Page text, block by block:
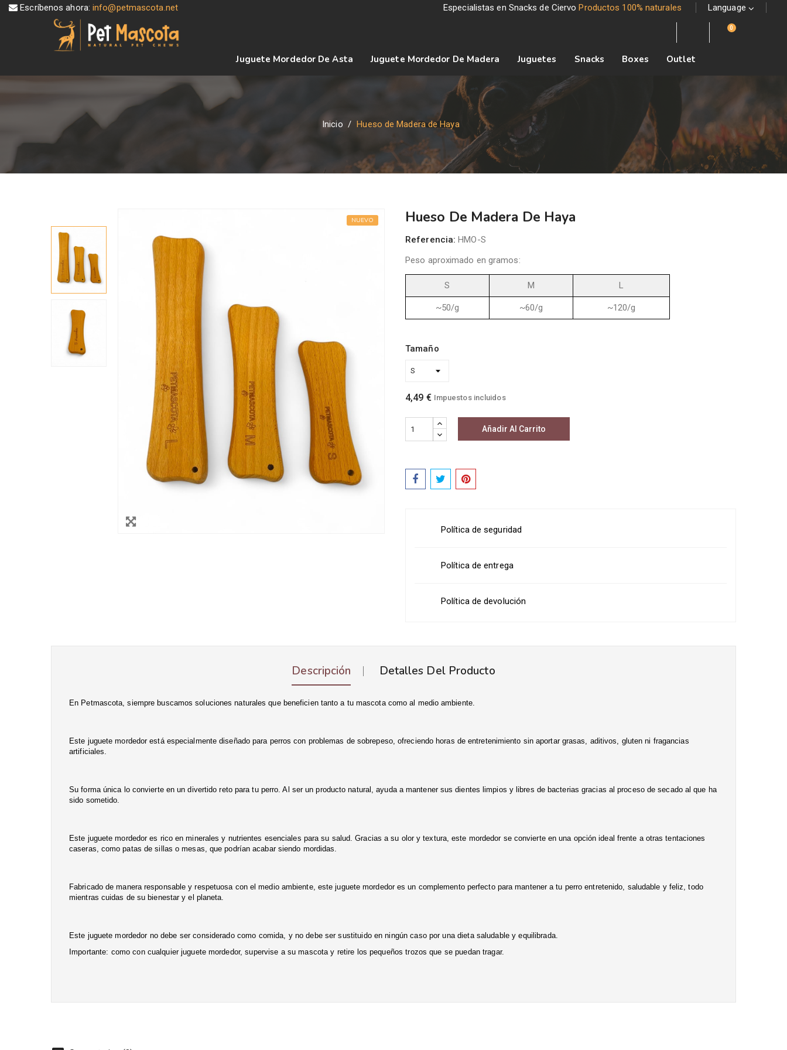
Escríbenos ahora: info@petmascota.net Especialistas en Snacks de CiervoProductos 100% naturales Language
0
Juguete Mordedor De Asta Juguete Mordedor De Madera Juguetes Snacks Boxes Outlet
Inicio Hueso de Madera de Haya
NUEVO Hueso De Madera De Haya
Referencia: HMO-S
Peso aproximado en gramos:
S M L
~50/g ~60/g ~120/g
Tamaño
4,49 € Impuestos incluidos
Añadir Al Carrito
Política de seguridad
Política de entrega
Política de devolución
Descripción Detalles Del Producto
En Petmascota, siempre buscamos soluciones naturales que beneficien tanto a tu mascota como al medio ambiente.
Este juguete mordedor está especialmente diseñado para perros con problemas de sobrepeso, ofreciendo horas de entretenimiento sin aportar grasas, aditivos, gluten ni fragancias
artificiales.
Su forma única lo convierte en un divertido reto para tu perro. Al ser un producto natural, ayuda a mantener sus dientes limpios y libres de bacterias gracias al proceso de secado al que ha
sido sometido.
Este juguete mordedor es rico en minerales y nutrientes esenciales para su salud. Gracias a su olor y textura, este mordedor se convierte en una opción ideal frente a otras tentaciones
caseras, como patas de sillas o mesas, que podrían acabar siendo mordidas.
Fabricado de manera responsable y respetuosa con el medio ambiente, estejuguete mordedor es un complemento perfecto para mantener a tu perro entretenido, saludable y feliz, todo
mientras cuidas de su bienestar y el planeta.
Este juguete mordedor no debe ser considerado como comida, y no debe ser sustituido en ningún caso por una dieta saludable y equilibrada.
Importante: como con cualquierjuguete mordedor, supervise a su mascota y retire los pequeños trozos que se puedan tragar.